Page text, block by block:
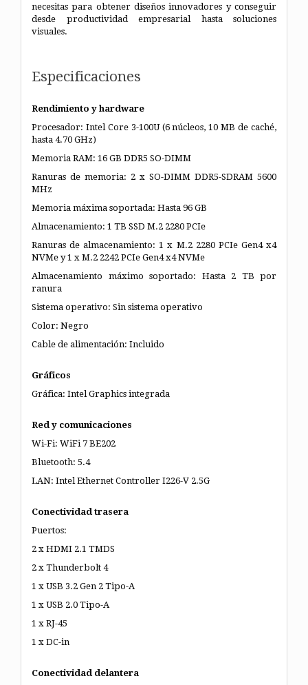
necesitas para obtener diseños innovadores y conseguir
desde productividad empresarial hasta soluciones
visuales.
Especificaciones
Rendimiento y hardware
Procesador: Intel Core 3-100U (6 núcleos, 10 MB de caché,
hasta 4.70 GHz)
Memoria RAM: 16 GB DDR5 SO-DIMM
Ranuras de memoria: 2 x SO-DIMM DDR5-SDRAM 5600
MHz
Memoria máxima soportada: Hasta 96 GB
Almacenamiento: 1 TB SSD M.2 2280 PCIe
Ranuras de almacenamiento: 1 x M.2 2280 PCIe Gen4 x4
NVMe y 1 x M.2 2242 PCIe Gen4 x4 NVMe
Almacenamiento máximo soportado: Hasta 2 TB por
ranura
Sistema operativo: Sin sistema operativo
Color: Negro
Cable de alimentación: Incluido
Gráficos
Gráfica: Intel Graphics integrada
Red y comunicaciones
Wi-Fi: WiFi 7 BE202
Bluetooth: 5.4
LAN: Intel Ethernet Controller I226-V 2.5G
Conectividad trasera
Puertos:
2 x HDMI 2.1 TMDS
2 x Thunderbolt 4
1 x USB 3.2 Gen 2 Tipo-A
1 x USB 2.0 Tipo-A
1 x RJ-45
1 x DC-in
Conectividad delantera